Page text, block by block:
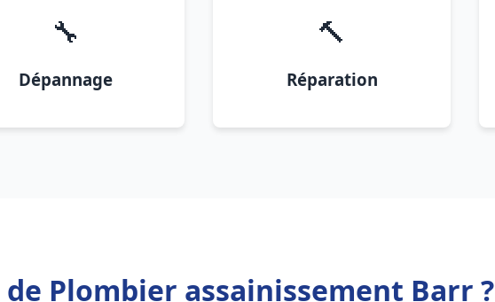
🔧
Dépannage
🔨
Réparation
de Plombier assainissement Barr ?